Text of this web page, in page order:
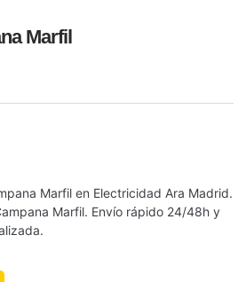
Marfil
Marfil en Electricidad Ara Madrid.
Marfil. Envío rápido 24/48h y